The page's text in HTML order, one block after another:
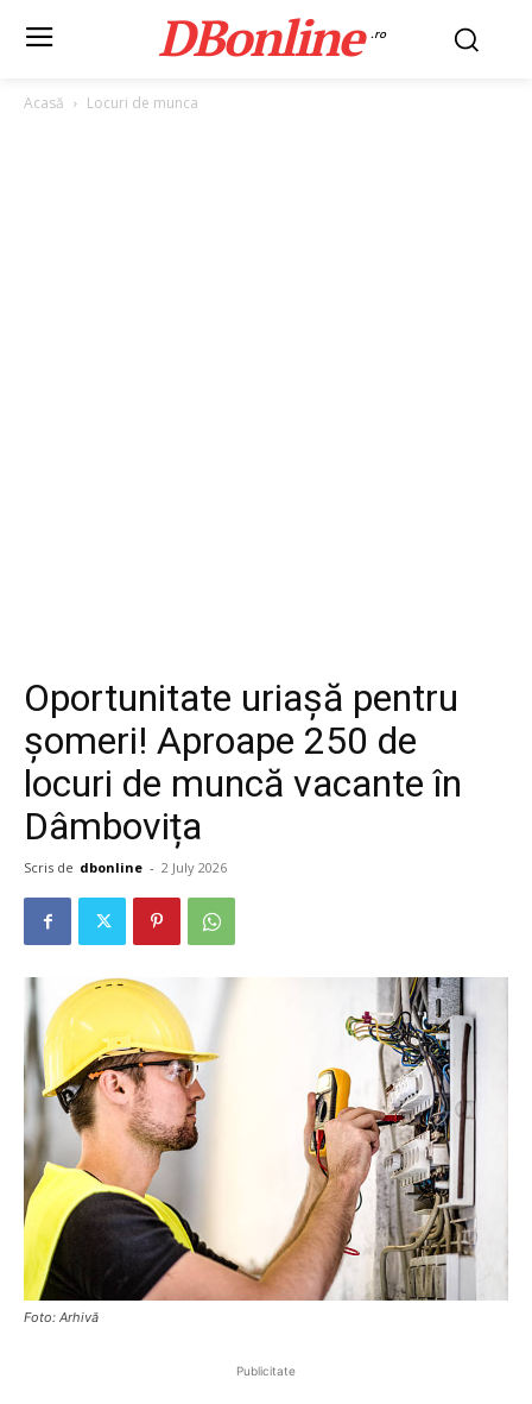
DBonline .ro
Acasă Locuri de munca
Oportunitate uriașă pentru
șomeri! Aproape 250 de
locuri de muncă vacante în
Dâmbovița
Scris de dbonline - 2 July 2026
Foto: Arhivă
Publicitate